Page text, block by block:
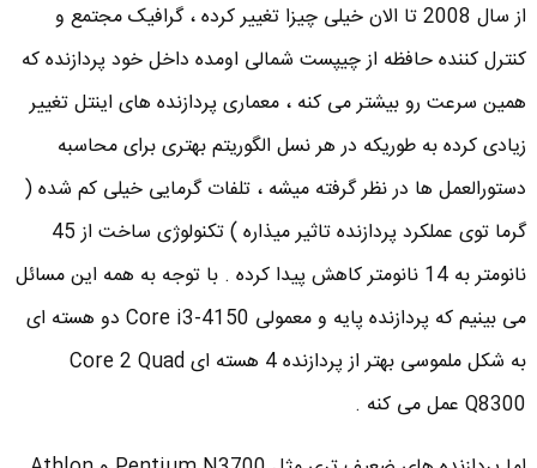
از سال 2008 تا الان خیلی چیزا تغییر کرده ، گرافیک مجتمع و
کنترل کننده حافظه از چیپست شمالی اومده داخل خود پردازنده که
همین سرعت رو بیشتر می کنه ، معماری پردازنده های اینتل تغییر
زیادی کرده به طوریکه در هر نسل الگوریتم بهتری برای محاسبه
دستورالعمل ها در نظر گرفته میشه ، تلفات گرمایی خیلی کم شده (
گرما توی عملکرد پردازنده تاثیر میذاره ) تکنولوژی ساخت از 45
نانومتر به 14 نانومتر کاهش پیدا کرده . با توجه به همه این مسائل
می بینیم که پردازنده پایه و معمولی Core i3-4150 دو هسته ای
به شکل ملموسی بهتر از پردازنده 4 هسته ای Core 2 Quad
Q8300 عمل می کنه .